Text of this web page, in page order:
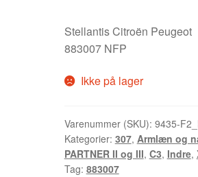
Stellantis Citroën Peugeot
883007 NFP
Ikke på lager
Varenummer (SKU): 9435-
Kategorier: 307, Armlæn og
PARTNER II og III, C3, Indre,
Tag: 883007